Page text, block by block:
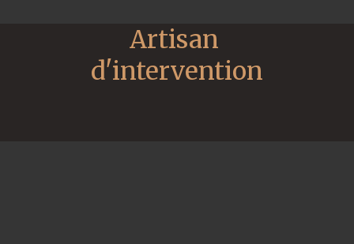
Artisan
d'intervention